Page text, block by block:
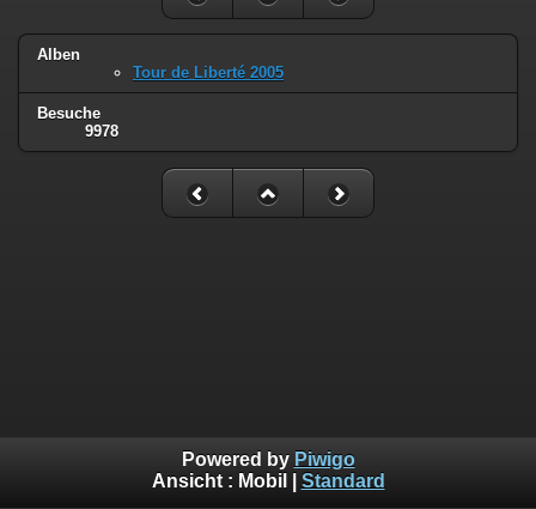
Alben
Tour de Liberté 2005
Besuche
9978
Powered by Piwigo
Ansicht : Mobil Standard